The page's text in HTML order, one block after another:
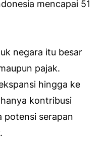
mencapai 51
negara itu besar
pajak.
hingga ke
kontribusi
potensi serapan